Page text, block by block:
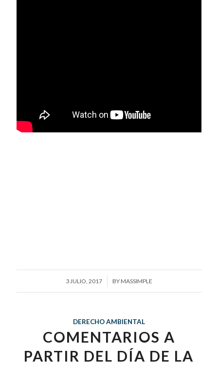
3 JULIO, 2017
/ BYMASSIMPLE
DERECHO AMBIENTAL
COMENTARIOS A
PARTIR DEL DÍA DE LA